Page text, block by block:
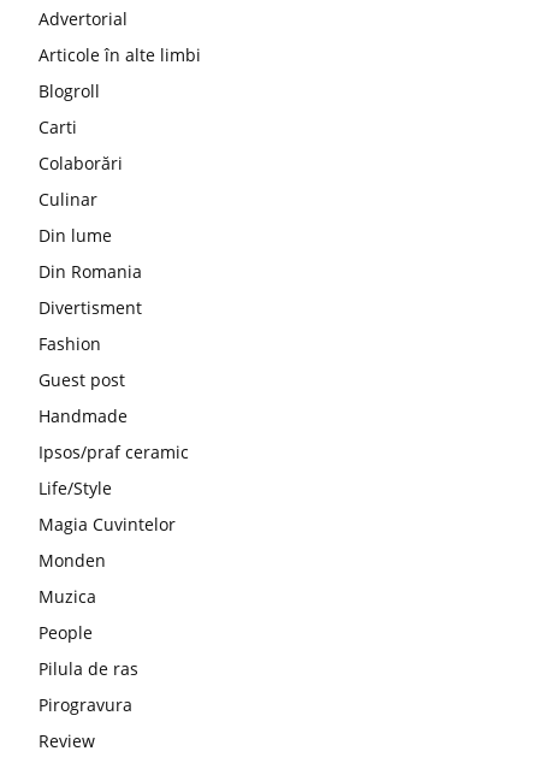
Advertorial
Articole în alte limbi
Blogroll
Carti
Colaborări
Culinar
Din lume
Din Romania
Divertisment
Fashion
Guest post
Handmade
Ipsos/praf ceramic
Life/Style
Magia Cuvintelor
Monden
Muzica
People
Pilula de ras
Pirogravura
Review